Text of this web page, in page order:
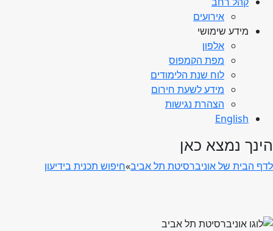
אירועים
מידע שימושי
אלפון
מפת הקמפוס
לוח שנת הלימודים
מידע לשעת חירום
הצהרת נגישות
English
הינך נמצא כאן
לדף הבית של אוניברסיטת תל אביב»חיפוש תכנית בידיעון